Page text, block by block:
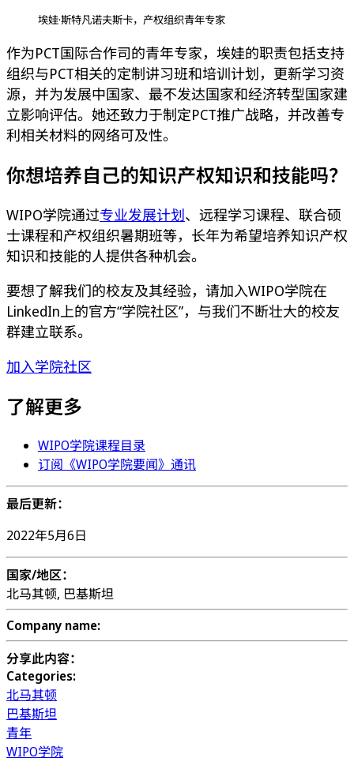
埃娃·斯特凡诺夫斯卡，产权组织青年专家
作为PCT国际合作司的青年专家，埃娃的职责包括支持
组织与PCT相关的定制讲习班和培训计划，更新学习资
源，并为发展中国家、最不发达国家和经济转型国家建
立影响评估。她还致力于制定PCT推广战略，并改善专
利相关材料的网络可及性。
你想培养自己的知识产权知识和技能吗？
WIPO学院通过专业发展计划、远程学习课程、联合硕
士课程和产权组织暑期班等，长年为希望培养知识产权
知识和技能的人提供各种机会。
要想了解我们的校友及其经验，请加入WIPO学院在
LinkedIn上的官方“学院社区”，与我们不断壮大的校友
群建立联系。
加入学院社区
了解更多
WIPO学院课程目录
订阅《WIPO学院要闻》通讯
最后更新：
2022年5月6日
国家/地区：
北马其顿, 巴基斯坦
Company name:
分享此内容：
Categories:
北马其顿
巴基斯坦
青年
WIPO学院